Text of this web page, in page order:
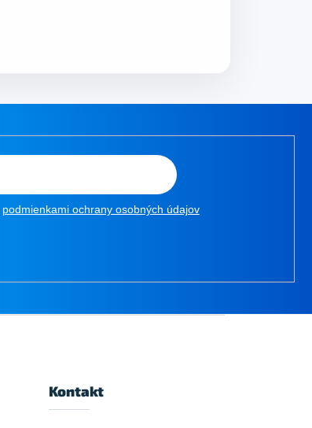
podmienkami ochrany osobných údajov
Kontakt